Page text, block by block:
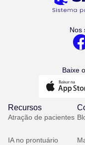
Nos
Baixe
Recursos
Atração de pacientes
IA no prontuário